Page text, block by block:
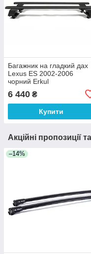
Багажник на гладкий дах
Lexus ES 2002-2006
чорний Erkul
6 440 ₴
Купити
Акційні пропозиції
–14%